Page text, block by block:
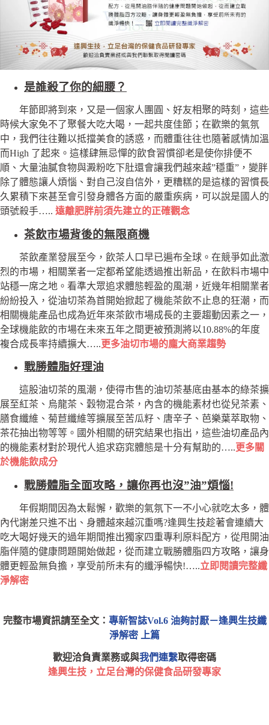
是誰殺了你的細腰？
年節即將到來，又是一個家人團圓、好友相聚的時刻，這些
時候大家免不了聚餐大吃大喝，一起共度佳節；在歡樂的氣氛
中，我們往往難以抵擋美食的誘惑，而體重往往也隨著感情加溫
而High 了起來。這樣肆無忌憚的飲食習慣卻老是使你排便不
順、大量油膩食物與澱粉吃下肚還會讓我們越來越”穩重”，變胖
除了體態讓人煩惱、對自己沒自信外，更糟糕的是這樣的習慣長
久累積下來甚至會引發身體各方面的嚴重疾病，可以說是國人的
頭號殺手….. 遠離肥胖前須先建立的正確觀念
茶飲市場背後的無限商機
茶飲產業發展至今，飲茶人口早已遍布全球。在競爭如此激
烈的市場，相關業者一定都希望能透過推出新品，在飲料市場中
站穩一席之地。看準大眾追求體態輕盈的風潮，近幾年相關業者
紛紛投入，從油切茶為首開始掀起了機能茶飲不止息的狂潮，而
相關機能產品也成為近年來茶飲市場成長的主要趨動因素之一，
全球機能飲的市場在未來五年之間更被預測將以10.88%的年度
複合成長率持續擴大…..更多油切市場的龐大商業趨勢
戰勝體脂好理油
這股油切茶的風潮，使得市售的油切茶基底由基本的綠茶擴
展至紅茶、烏龍茶、穀物混合茶，內含的機能素材也從兒茶素、
膳食纖維、菊苣纖維等擴展至苦瓜籽、唐辛子、芭樂葉萃取物、
茶花抽出物等等。國外相關的研究結果也指出，這些油切產品內
的機能素材對於現代人追求窈窕體態是十分有幫助的…..更多關
於機能飲成分
戰勝體脂全面攻略，讓你再也沒”油”煩惱!
年假期間因為太鬆懈，歡樂的氣氛下一不小心就吃太多，體
內代謝差只進不出、身體越來越沉重嗎?逢興生技趁著會連續大
吃大喝好幾天的過年期間推出獨家四重專利原料配方，從甩開油
脂伴隨的健康問題開始做起，從而建立戰勝體脂四方攻略，讓身
體更輕盈無負擔，享受前所未有的纖淨暢快!…..立即閱讀完整纖
淨解密
完整市場資訊請至全文： 專新智誌Vol.6 油夠討厭－逢興生技纖
淨解密 上篇
歡迎洽負責業務或與我們連繫取得密碼
逢興生技，立足台灣的保健食品研發專家